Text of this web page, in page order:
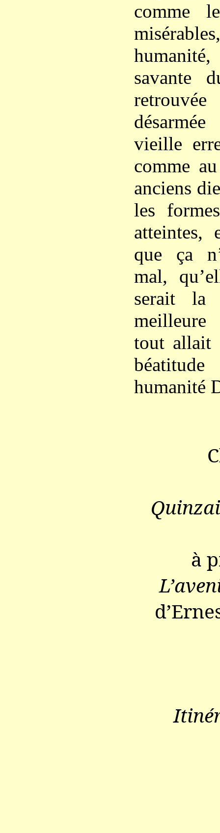
comme
savante
vieille
comme
anciens
les
atteintes,
que ça
mal,
serait la
tout allait
béatitude
humanité
à